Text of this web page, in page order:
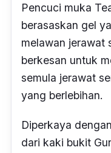
Pencuci muka
berasaskan gel
melawan jerawat
berkesan untuk
semula jerawat
yang berlebihan.
Diperkaya
dari kaki bukit